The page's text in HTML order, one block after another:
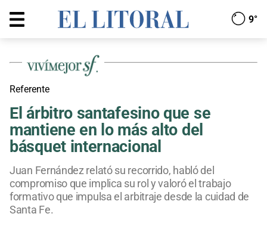
9°
Referente
El árbitro santafesino que se
mantiene en lo más alto del
básquet internacional
Juan Fernández relató su recorrido, habló del
compromiso que implica su rol y valoró el trabajo
formativo que impulsa el arbitraje desde la cuidad de
Santa Fe.